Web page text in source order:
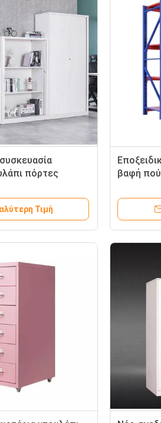
πόρτες
αρχείων
Τιμή
βαφή